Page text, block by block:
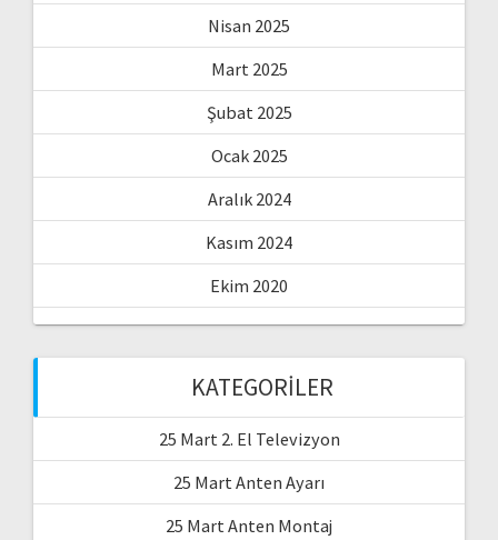
Nisan 2025
Mart 2025
Şubat 2025
Ocak 2025
Aralık 2024
Kasım 2024
Ekim 2020
KATEGORILER
25 Mart 2. El Televizyon
25 Mart Anten Ayarı
25 Mart Anten Montaj